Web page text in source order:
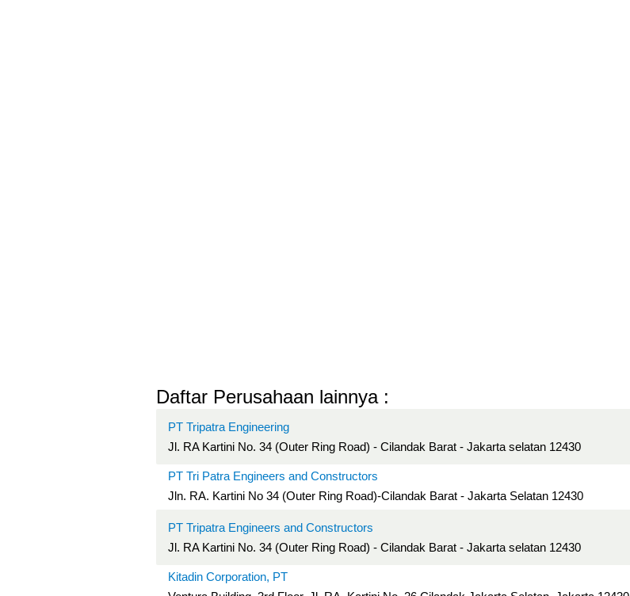
Daftar Perusahaan lainnya :
PT Tripatra Engineering
Jl. RA Kartini No. 34 (Outer Ring Road) - Cilandak Barat - Jakarta selatan 12430
PT Tri Patra Engineers and Constructors
Jln. RA. Kartini No 34 (Outer Ring Road)-Cilandak Barat - Jakarta Selatan 12430
PT Tripatra Engineers and Constructors
Jl. RA Kartini No. 34 (Outer Ring Road) - Cilandak Barat - Jakarta selatan 12430
Kitadin Corporation, PT